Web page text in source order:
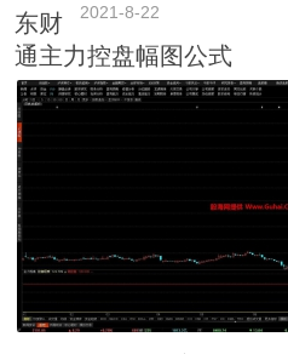
2021-8-22
东财
通主力控盘幅图公式